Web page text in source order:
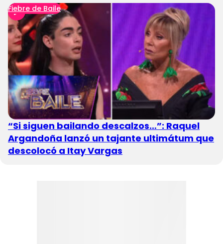
Fiebre de Baile
“Si siguen bailando descalzos…”: Raquel
Argandoña lanzó un tajante ultimátum que
descolocó a Itay Vargas